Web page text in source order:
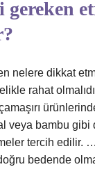
gereken
nelere dikkat
rahat
veya bambu gibi
tercih edilir.
bedende